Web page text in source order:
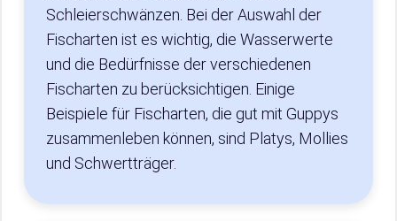
Schleierschwänzen. Bei der Auswahl der
Fischarten ist es wichtig, die Wasserwerte
und die Bedürfnisse der verschiedenen
Fischarten zu berücksichtigen. Einige
Beispiele für Fischarten, die gut mit Guppys
zusammenleben können, sind Platys, Mollies
und Schwertträger.